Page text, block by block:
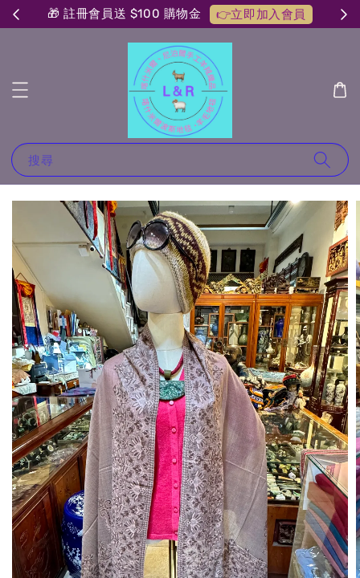
🎁 註冊會員送 $100 購物金 👉立即加入會員
搜尋